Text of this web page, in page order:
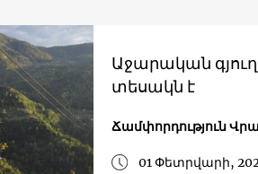
Աջարական
տեսակն է
Ճամփորդություն
01 Փետրվարի,